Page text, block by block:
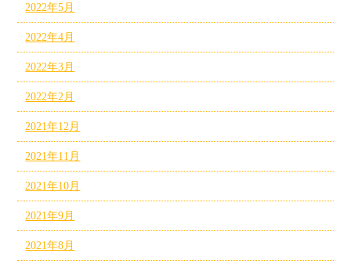
2022年5月
2022年4月
2022年3月
2022年2月
2021年12月
2021年11月
2021年10月
2021年9月
2021年8月